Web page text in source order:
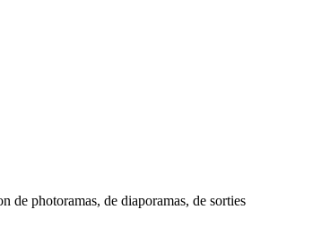
de photoramas, de diaporamas, de sorties